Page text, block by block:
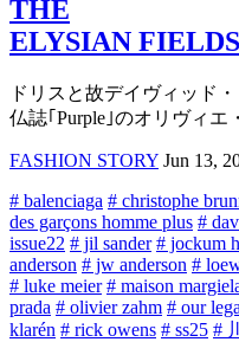
THE
ELYSIAN FIELDS
ドリスと故デイヴィッド
仏誌｢Purple｣のオリヴィエ
FASHION STORY Jun 13,
# balenciaga # christophe
des garçons homme plus #
issue22 # jil sander # jockum
anderson # jw anderson #
# luke meier # maison
prada # olivier zahm # our
klarén # rick owens # ss25 #